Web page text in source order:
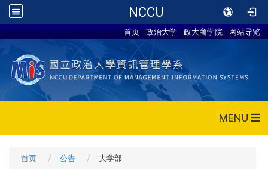
NCCU
首页 政治大学 政大商学院 网站导览
MENU
首页 公告 大学部